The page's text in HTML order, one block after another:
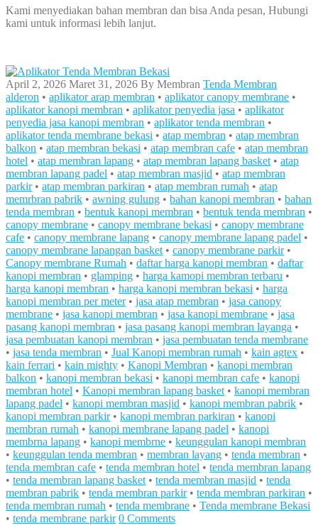
Kami menyediakan bahan membran dan bisa Anda pesan, Hubungi
kami untuk informasi lebih lanjut.
April 2, 2026 Maret 31, 2026 By Membran Tenda Membran
alderon • aplikator arap membran • aplikator canopy membrane •
aplikator kanopi membran • aplikator penyedia jasa • aplikator
penyedia jasa kanopi membran • aplikator tenda membran •
aplikator tenda membrane bekasi • atap membran • atap membran
balkon • atap membran bekasi • atap membran cafe • atap membran
hotel • atap membran lapang • atap membran lapang basket • atap
membran lapang padel • atap membran masjid • atap membran
parkir• atap membran parkiran • atap membran rumah • atap
memrbran pabrik • awning gulung • bahan kanopi membran • bahan
tenda membran • bentuk kanopi membran • bentuk tenda membran •
canopy membrane • canopy membrane bekasi • canopy membrane
cafe • canopy membrane lapang • canopy membrane lapang padel •
canopy membrane lapangan basket • canopy membrane parkir•
Canopy membrane Rumah • daftar harga kanopi membran • daftar
kanopi membran • glamping • harga kamopi membran terbaru •
harga kanopi membran • harga kanopi membran bekasi • harga
kanopi membran per meter• jasa atap membran • jasa canopy
membrane • jasa kanopi membran • jasa kanopi membrane • jasa
pasang kanopi membran • jasa pasang kanopi membran layanga •
jasa pembuatan kanopi membran • jasa pembuatan tenda membrane
• jasa tenda membran • Jual Kanopi membran rumah • kain agtex •
kain ferrari • kain mighty • Kanopi Membran • kanopi membran
balkon • kanopi membran bekasi • kanopi membran cafe • kanopi
membran hotel • Kanopi membran lapang basket • kanopi membran
lapang padel • kanopi membran masjid • kanopi membran pabrik •
kanopi membran parkir• kanopi membran parkiran • kanopi
membran rumah • kanopi membrane lapang padel • kanopi
membrna lapang • kanopi membrne • keunggulan kanopi membran
• keunggulan tenda membran • membran layang • tenda membran •
tenda membran cafe • tenda membran hotel • tenda membran lapang
• tenda membran lapang basket • tenda membran masjid • tenda
membran pabrik • tenda membran parkir• tenda membran parkiran •
tenda membran rumah • tenda membrane • Tenda membrane Bekasi
• tenda membrane parkir 0 Comments